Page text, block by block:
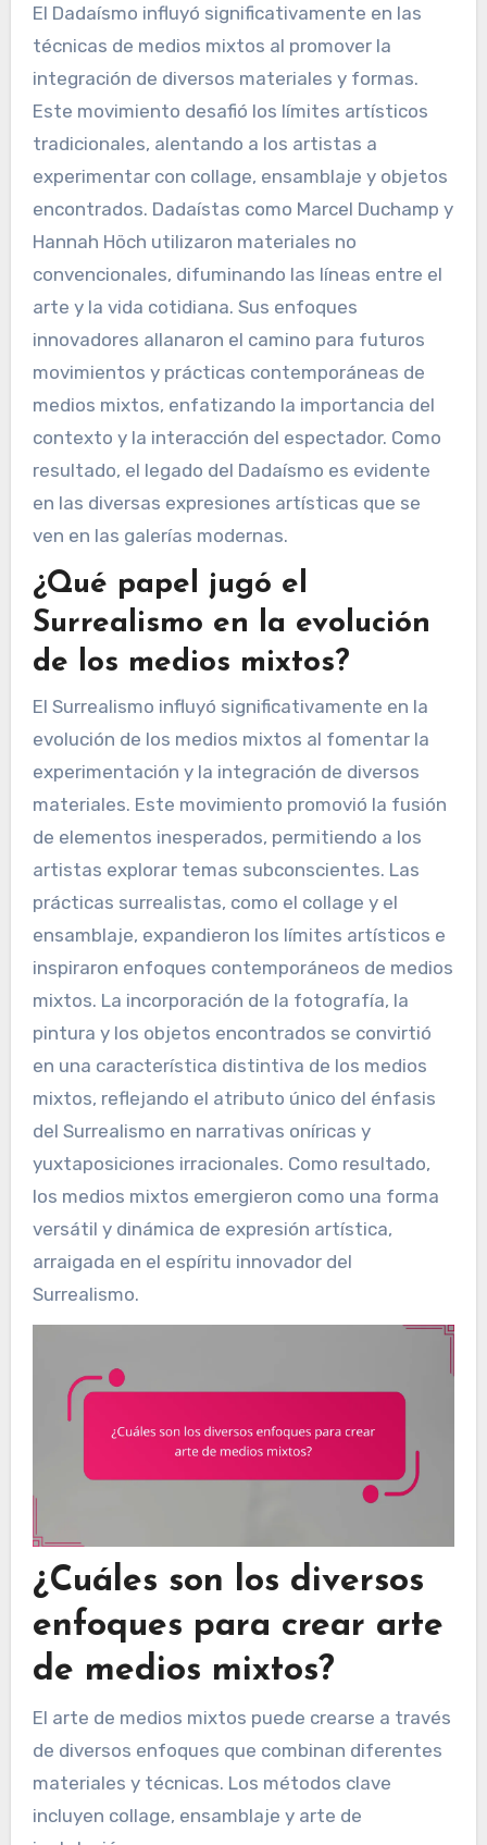
El Dadaísmo influyó significativamente en las
técnicas de medios mixtos al promover la
integración de diversos materiales y formas.
Este movimiento desafió los límites artísticos
tradicionales, alentando a los artistas a
experimentar con collage, ensamblaje y objetos
encontrados. Dadaístas como Marcel Duchamp y
Hannah Höch utilizaron materiales no
convencionales, difuminando las líneas entre el
arte y la vida cotidiana. Sus enfoques
innovadores allanaron el camino para futuros
movimientos y prácticas contemporáneas de
medios mixtos, enfatizando la importancia del
contexto y la interacción del espectador. Como
resultado, el legado del Dadaísmo es evidente
en las diversas expresiones artísticas que se
ven en las galerías modernas.
¿Qué papel jugó el
Surrealismo en la evolución
de los medios mixtos?
El Surrealismo influyó significativamente en la
evolución de los medios mixtos al fomentar la
experimentación y la integración de diversos
materiales. Este movimiento promovió la fusión
de elementos inesperados, permitiendo a los
artistas explorar temas subconscientes. Las
prácticas surrealistas, como el collage y el
ensamblaje, expandieron los límites artísticos e
inspiraron enfoques contemporáneos de medios
mixtos. La incorporación de la fotografía, la
pintura y los objetos encontrados se convirtió
en una característica distintiva de los medios
mixtos, reflejando el atributo único del énfasis
del Surrealismo en narrativas oníricas y
yuxtaposiciones irracionales. Como resultado,
los medios mixtos emergieron como una forma
versátil y dinámica de expresión artística,
arraigada en el espíritu innovador del
Surrealismo.
¿Cuáles son los diversos
enfoques para crear arte
de medios mixtos?
El arte de medios mixtos puede crearse a través
de diversos enfoques que combinan diferentes
materiales y técnicas. Los métodos clave
incluyen collage, ensamblaje y arte de